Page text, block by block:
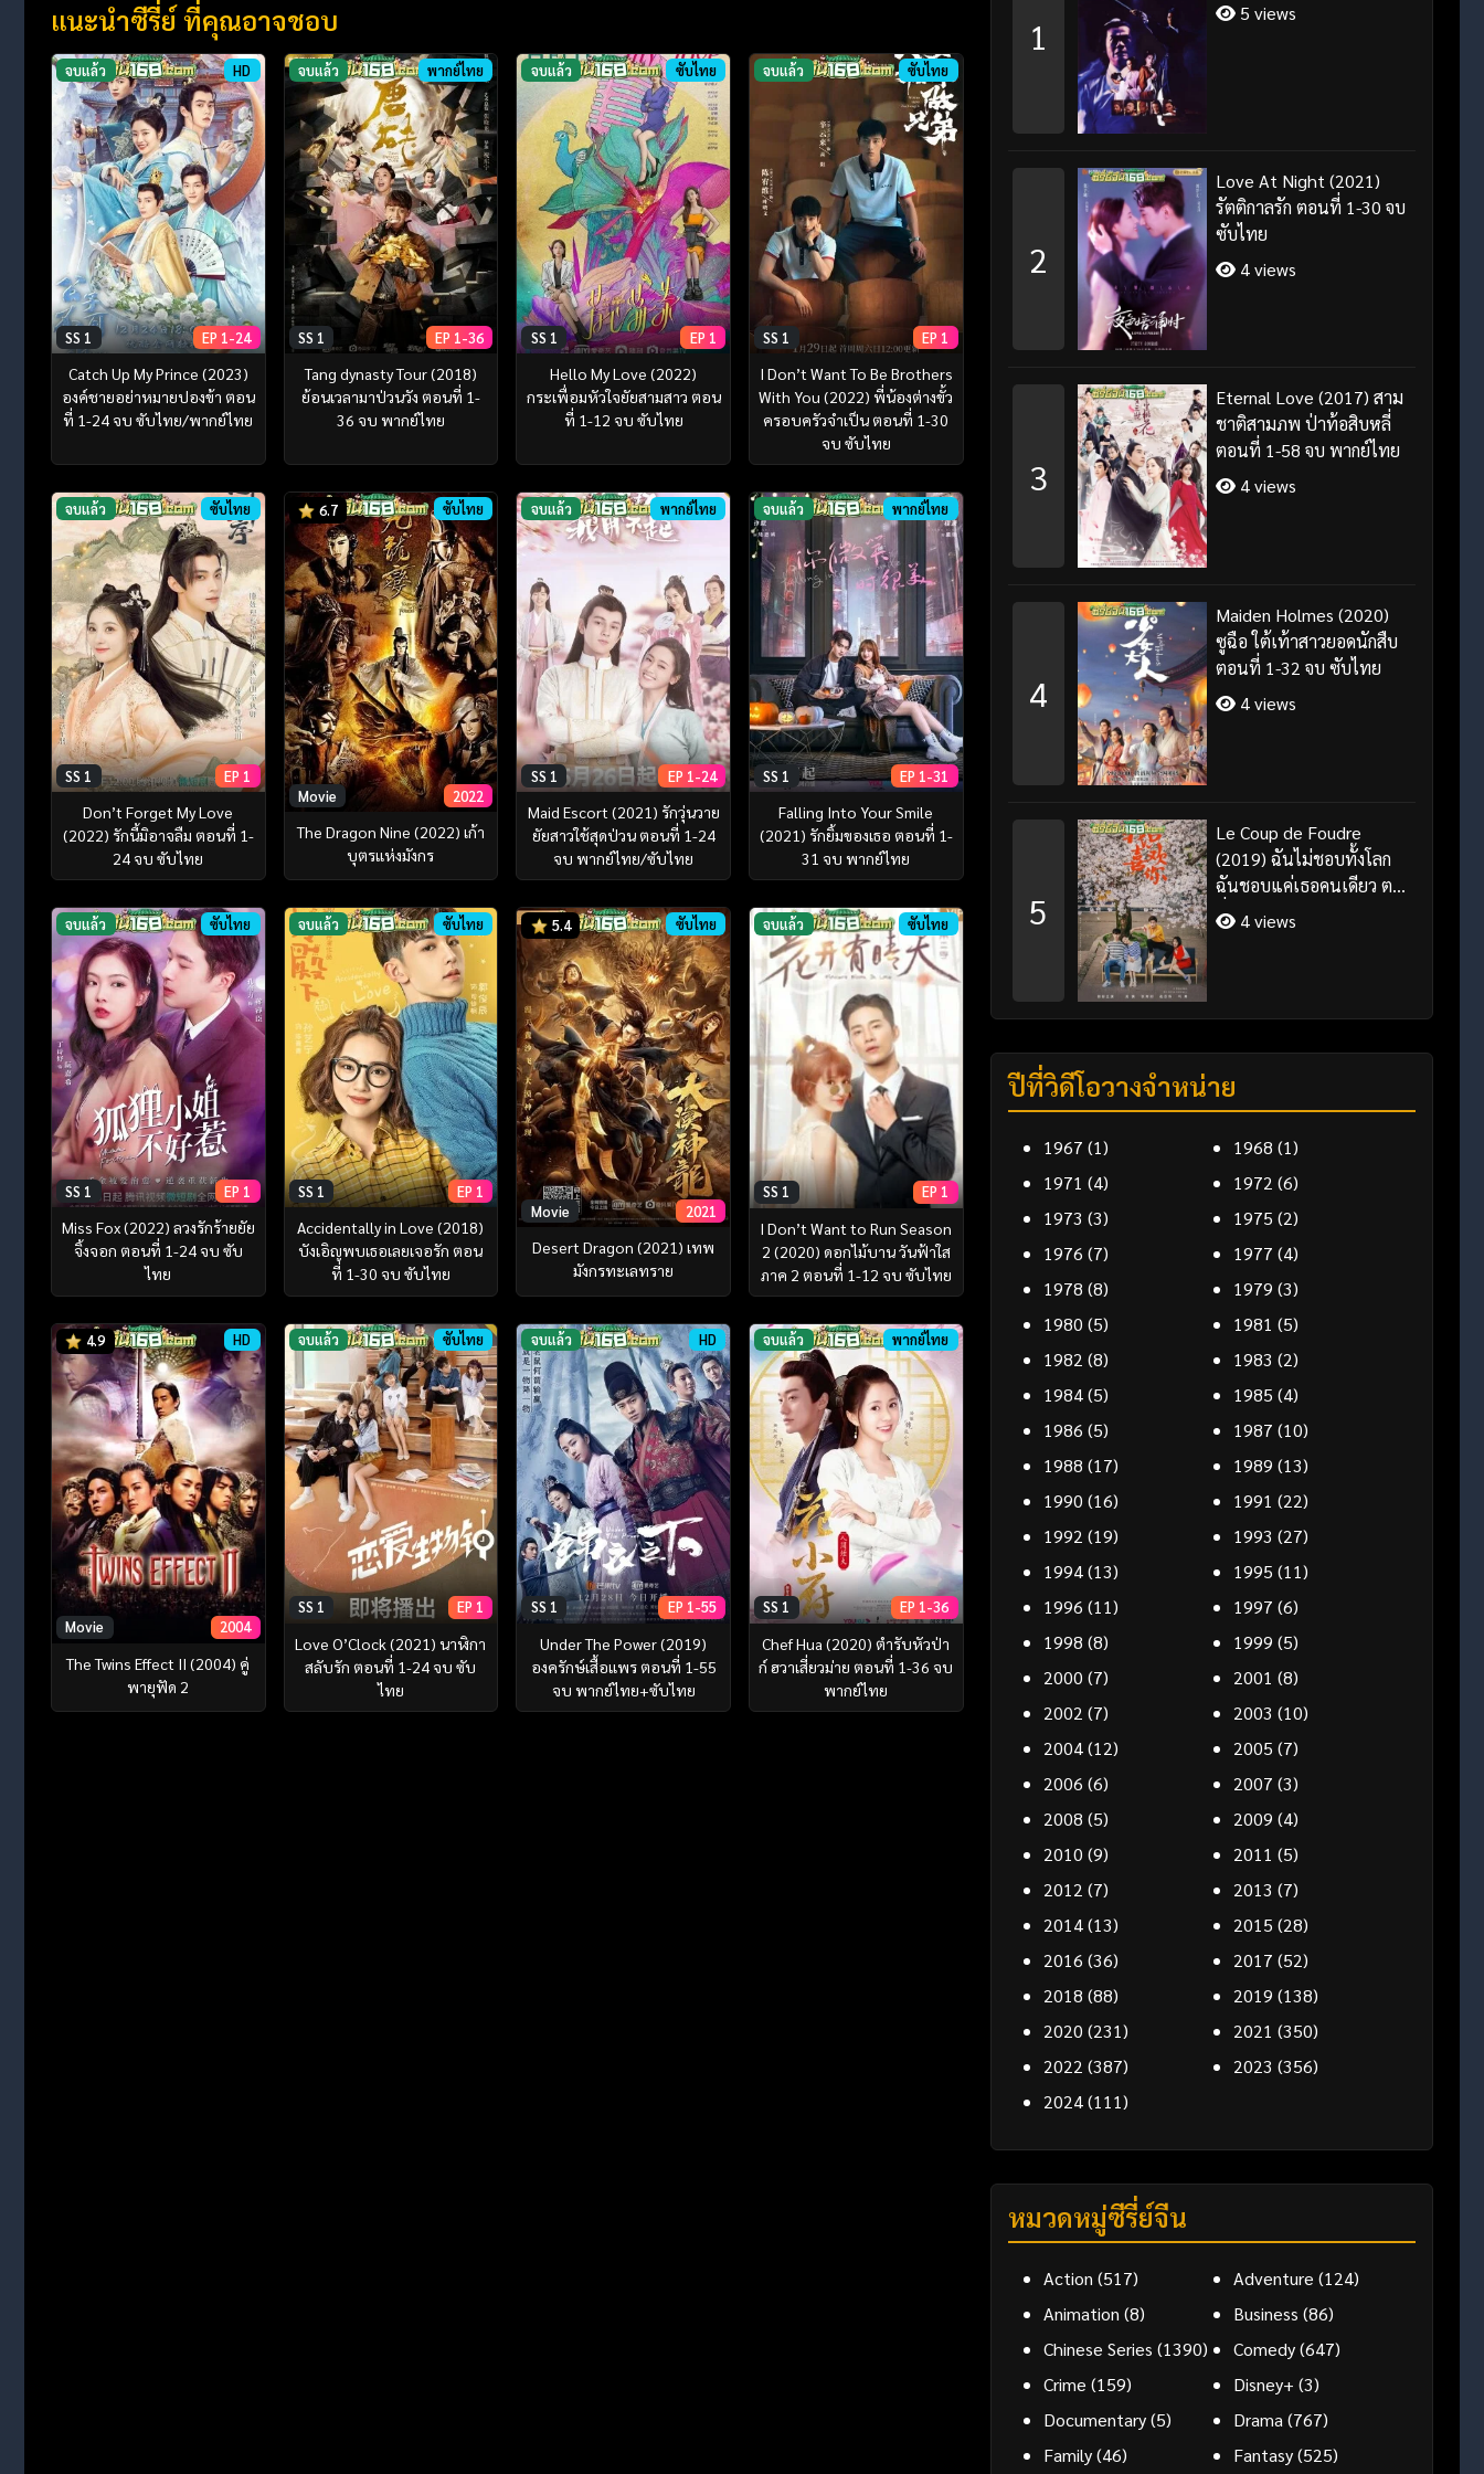
แนะนำซีรี่ย์ ที่คุณอาจชอบ
จบแล้ว HD
SS 1 EP 1-24
Catch Up My Prince (2023)
องค์ชายอย่าหมายปองข้า ตอน
ที่ 1-24 จบ ซับไทย/พากย์ไทย
จบแล้ว พากย์ไทย
SS 1 EP 1-36
Tang dynasty Tour (2018)
ย้อนเวลามาป่วนวัง ตอนที่ 1-
36 จบ พากย์ไทย
จบแล้ว ซับไทย
SS 1 EP 1
Hello My Love (2022)
กระเพื่อมหัวใจยัยสามสาว ตอน
ที่ 1-12 จบ ซับไทย
จบแล้ว ซับไทย
SS 1 EP 1
I Don’t Want To Be Brothers
With You (2022) พี่น้องต่างขั้ว
ครอบครัวจำเป็น ตอนที่ 1-30
จบ ซับไทย
จบแล้ว ซับไทย
SS 1 EP 1
Don’t Forget My Love
(2022) รักนี้มิอาจลืม ตอนที่ 1-
24 จบ ซับไทย
6.7 ซับไทย
Movie 2022
The Dragon Nine (2022) เก้า
บุตรแห่งมังกร
จบแล้ว พากย์ไทย
SS 1 EP 1-24
Maid Escort (2021) รักวุ่นวาย
ยัยสาวใช้สุดป่วน ตอนที่ 1-24
จบ พากย์ไทย/ซับไทย
จบแล้ว พากย์ไทย
SS 1 EP 1-31
Falling Into Your Smile
(2021) รักยิ้มของเธอ ตอนที่ 1-
31 จบ พากย์ไทย
จบแล้ว ซับไทย
SS 1 EP 1
Miss Fox (2022) ลวงรักร้ายยัย
จิ้งจอก ตอนที่ 1-24 จบ ซับ
ไทย
จบแล้ว ซับไทย
SS 1 EP 1
Accidentally in Love (2018)
บังเอิญพบเธอเลยเจอรัก ตอน
ที่ 1-30 จบ ซับไทย
5.4 ซับไทย
Movie 2021
Desert Dragon (2021) เทพ
มังกรทะเลทราย
จบแล้ว ซับไทย
SS 1 EP 1
I Don’t Want to Run Season
2 (2020) ดอกไม้บาน วันฟ้าใส
ภาค 2 ตอนที่ 1-12 จบ ซับไทย
4.9 HD
Movie 2004
The Twins Effect II (2004) คู่
พายุฟัด 2
จบแล้ว ซับไทย
SS 1 EP 1
Love O’Clock (2021) นาฬิกา
สลับรัก ตอนที่ 1-24 จบ ซับ
ไทย
จบแล้ว HD
SS 1 EP 1-55
Under The Power (2019)
องครักษ์เสื้อแพร ตอนที่ 1-55
จบ พากย์ไทย+ซับไทย
จบแล้ว พากย์ไทย
SS 1 EP 1-36
Chef Hua (2020) ตำรับหัวป่า
ก์ ฮวาเสี่ยวม่าย ตอนที่ 1-36 จบ
พากย์ไทย
1
5 views
2
Love At Night (2021)
รัตติกาลรัก ตอนที่ 1-30 จบ
ซับไทย
4 views
3
Eternal Love (2017) สาม
ชาติสามภพ ป่าท้อสิบหลี่
ตอนที่ 1-58 จบ พากย์ไทย
4 views
4
Maiden Holmes (2020)
ซูฉือ ใต้เท้าสาวยอดนักสืบ
ตอนที่ 1-32 จบ ซับไทย
4 views
5
Le Coup de Foudre
(2019) ฉันไม่ชอบทั้งโลก
ฉันชอบแค่เธอคนเดียว ตอน
ที่ 1-35 จบ ซับไทย
4 views
ปีที่วิดีโอวางจำหน่าย
1967 (1) 1968 (1)
1971 (4) 1972 (6)
1973 (3) 1975 (2)
1976 (7) 1977 (4)
1978 (8) 1979 (3)
1980 (5) 1981 (5)
1982 (8) 1983 (2)
1984(5) 1985 (4)
1986 (5) 1987 (10)
1988 (17) 1989 (13)
1990 (16) 1991 (22)
1992 (19) 1993 (27)
1994(13) 1995 (11)
1996 (11) 1997 (6)
1998 (8) 1999 (5)
2000 (7) 2001 (8)
2002 (7) 2003 (10)
2004(12) 2005 (7)
2006 (6) 2007 (3)
2008 (5) 2009 (4)
2010 (9) 2011 (5)
2012 (7) 2013 (7)
2014(13) 2015 (28)
2016 (36) 2017 (52)
2018 (88) 2019 (138)
2020 (231) 2021 (350)
2022 (387) 2023 (356)
2024(111)
หมวดหมู่ซีรี่ย์จีน
Action (517) Adventure (124)
Animation (8) Business (86)
Chinese Series (1390) Comedy(647)
Crime (159) Disney+ (3)
Documentary(5) Drama(767)
Family(46) Fantasy(525)